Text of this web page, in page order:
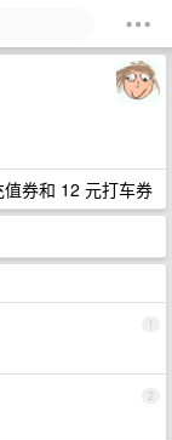
券和 12 元打车券
1
2